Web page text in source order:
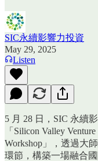
SIC永續影響力投資
May 29, 2025
Listen
5 月 28 日，SIC 永續
「Silicon Valley
Workshop」，透過大
環節，構築一場融合